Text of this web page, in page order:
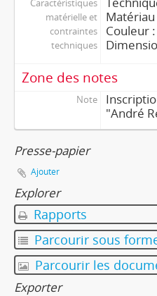
Caractéristiques
matérielle et
contraintes
techniques
Couleur
Zone des notes
Note
"André
Presse-papier
Ajouter
Explorer
Rapports
Parcourir sous
Parcourir les
Exporter